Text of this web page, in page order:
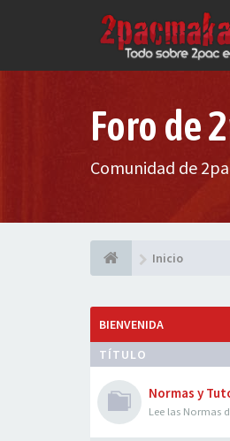
Foro de
Comunidad de
Inicio
BIENVENIDA
TÍTULO
Normas y
Lee las Normas